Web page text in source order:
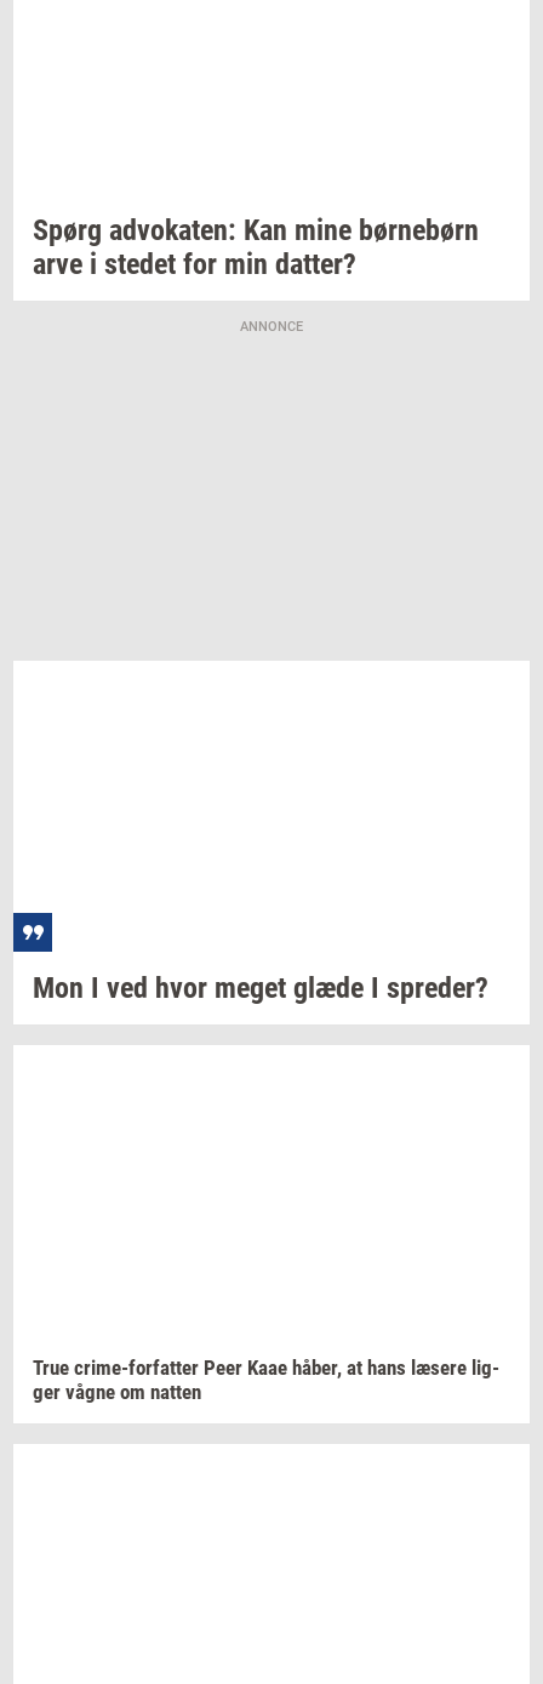
Spørg ad­vo­ka­ten: Kan mine bør­ne­børn
arve i ste­det for min dat­ter?
ANNONCE
Mon I ved hvor meget glæde I spre­der?
True crime-​forfatter Peer Kaae håber, at hans læ­se­re lig­
ger vågne om nat­ten